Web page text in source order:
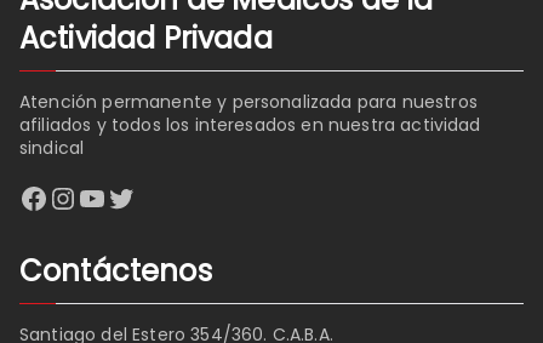
Actividad Privada
Atención permanente y personalizada para nuestros
afiliados y todos los interesados en nuestra actividad
sindical
Facebook
Instagram
YouTube
Twitter
Contáctenos
Santiago del Estero 354/360. C.A.B.A.